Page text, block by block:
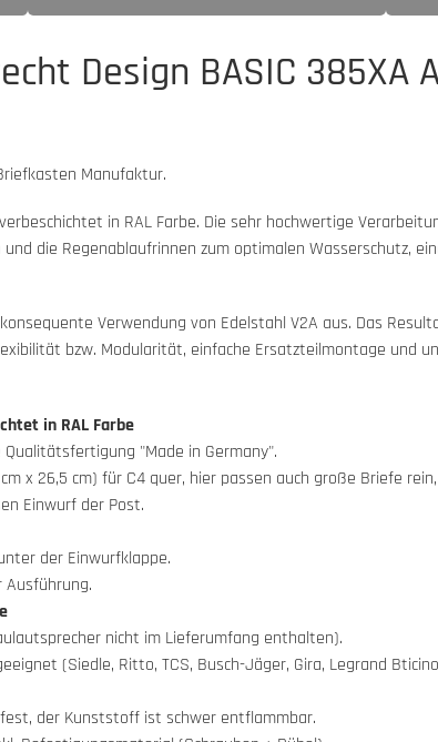
Design BASIC 385XA
Manufaktur.
in RAL Farbe. Die sehr hochwertige
die Regenablaufrinnen zum optimalen Wasserschutz,
Verwendung von Edelstahl V2A aus. Das
bzw. Modularität, einfache Ersatzteilmontage und
in RAL Farbe
"Made in Germany".
x 26,5 cm) für C4 quer, hier passen auch große Briefe
Einwurf der Post.
der Einwurfklappe.
Ausführung.
nicht im Lieferumfang enthalten).
(Siedle, Ritto, TCS, Busch-Jäger, Gira, Legrand
der Kunststoff ist schwer entflammbar.